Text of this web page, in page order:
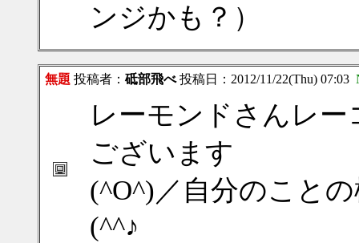
ンジかも？）
無題 投稿者： 砥部飛べ投稿日：2012/11/22(Thu) 07:03
レーモンドさんレ
ございます
(^O^)／自分のこと
(^^♪